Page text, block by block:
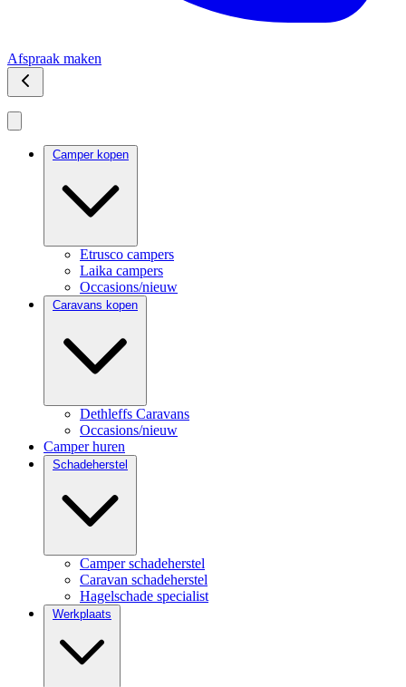
Afspraak maken
Camper kopen
Etrusco campers
Laika campers
Occasions/nieuw
Caravans kopen
Dethleffs Caravans
Occasions/nieuw
Camper huren
Schadeherstel
Camper schadeherstel
Caravan schadeherstel
Hagelschade specialist
Werkplaats